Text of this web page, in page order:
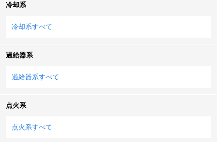
冷却系
冷却系すべて
過給器系
過給器系すべて
点火系
点火系すべて